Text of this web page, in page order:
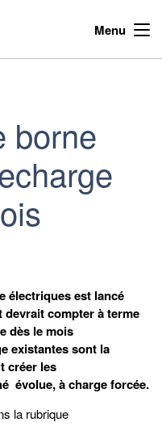
Menu
borne
électriques est lancé
compter à terme
dès le mois
existantes sont la
créer les
évolue, à charge forcée.
la rubrique